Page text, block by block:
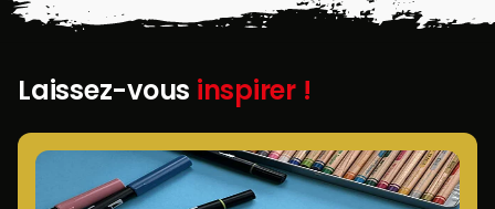
Laissez-vous inspirer !